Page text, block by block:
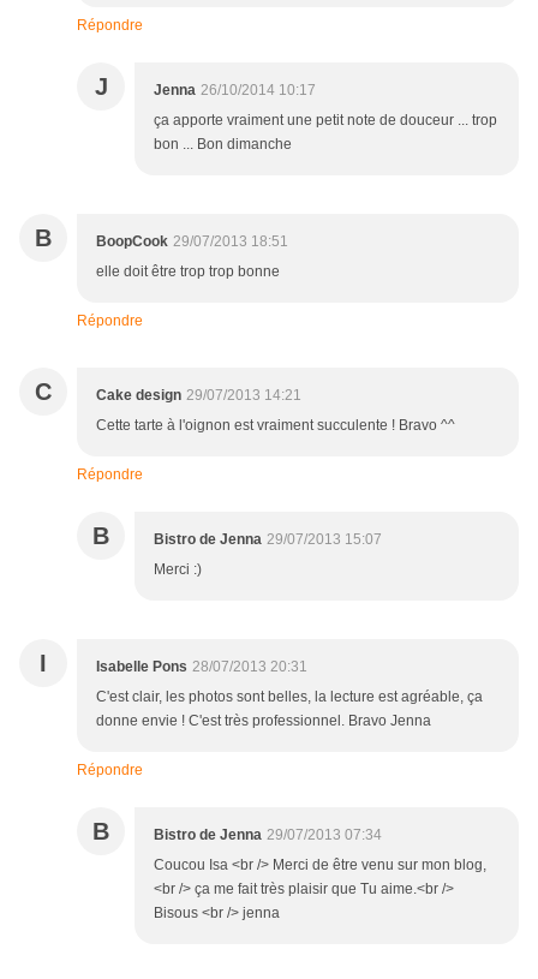
Répondre
J Jenna 26/10/2014 10:17
ça apporte vraiment une petit note de douceur ... trop
bon ... Bon dimanche
B BoopCook 29/07/2013 18:51
elle doit être trop trop bonne
Répondre
C Cake design 29/07/2013 14:21
Cette tarte à l'oignon est vraiment succulente ! Bravo ^^
Répondre
B Bistro de Jenna 29/07/2013 15:07
Merci :)
I Isabelle Pons 28/07/2013 20:31
C'est clair, les photos sont belles, la lecture est agréable, ça
donne envie ! C'est très professionnel. Bravo Jenna
Répondre
B Bistro de Jenna 29/07/2013 07:34
Coucou Isa <br /> Merci de être venu sur mon blog,
<br /> ça me fait très plaisir que Tu aime.<br />
Bisous <br /> jenna